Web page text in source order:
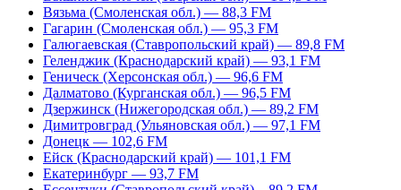
Вязьма (Смоленская обл.) — 88,3 FM
Гагарин (Смоленская обл.) — 95,3 FM
Галюгаевская (Ставропольский край) — 89,8 FM
Геленджик (Краснодарский край) — 93,1 FM
Геническ (Херсонская обл.) — 96,6 FM
Далматово (Курганская обл.) — 96,5 FM
Дзержинск (Нижегородская обл.) — 89,2 FM
Димитровград (Ульяновская обл.) — 97,1 FM
Донецк — 102,6 FM
Ейск (Краснодарский край) — 101,1 FM
Екатеринбург — 93,7 FM